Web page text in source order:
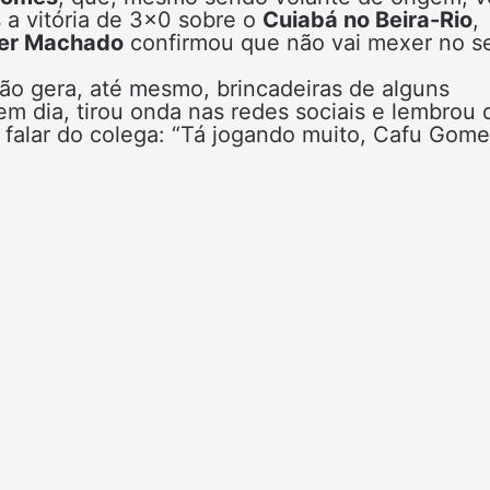
vitória de 3×0 sobre o Cuiabá no Beira-Rio,
Machado confirmou que não vai mexer no
gera, até mesmo, brincadeiras de alguns
dia, tirou onda nas redes sociais e lembrou
do colega: “Tá jogando muito, Cafu